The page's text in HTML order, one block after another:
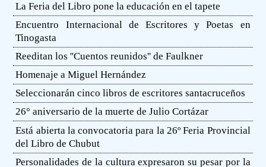
La Feria del Libro pone la educación en el tapete
Encuentro Internacional de Escritores y Poetas en
Tinogasta
Reeditan los ''Cuentos reunidos'' de Faulkner
Homenaje a Miguel Hernández
Seleccionarán cinco libros de escritores santacruceños
26° aniversario de la muerte de Julio Cortázar
Está abierta la convocatoria para la 26º Feria Provincial
del Libro de Chubut
Personalidades de la cultura expresaron su pesar por la